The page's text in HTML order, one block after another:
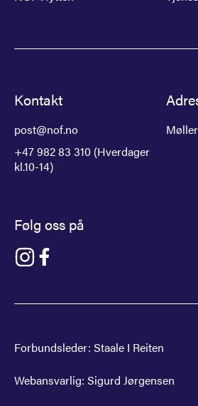
Kontakt
post@nof.no
+47 982 83 310 (Hverdager
kl.10-14)
Følg oss på
Gå til NOF på instagram
Gå til NOF på facebook
Forbundsleder: Staale I Reiten
Webansvarlig: Sigurd Jørgensen